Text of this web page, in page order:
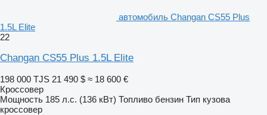
автомобиль Changan CS55 Plus
1.5L Elite
22
Changan CS55 Plus 1.5L Elite
198 000 TJS 21 490 $ ≈ 18 600 €
Кроссовер
Мощность 185 л.с. (136 кВт) Топливо бензин Тип кузова
кроссовер